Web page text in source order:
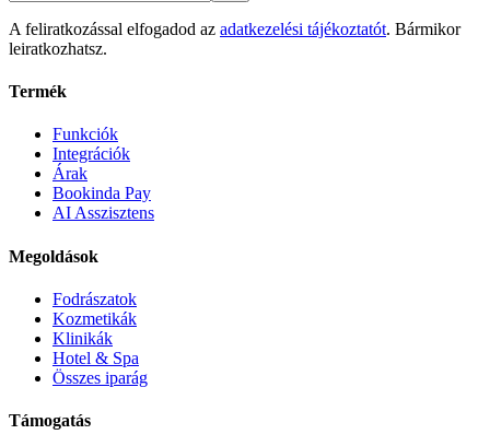
A feliratkozással elfogadod az adatkezelési tájékoztatót. Bármikor
leiratkozhatsz.
Termék
Funkciók
Integrációk
Árak
Bookinda Pay
AI Asszisztens
Megoldások
Fodrászatok
Kozmetikák
Klinikák
Hotel & Spa
Összes iparág
Támogatás